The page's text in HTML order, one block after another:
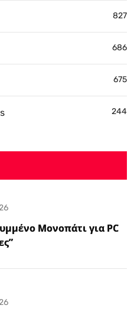
827
686
675
244
Μονοπάτι για PC